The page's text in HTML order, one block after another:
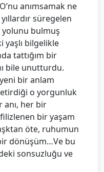
anımsamak ne
süregelen
yolunu bulmuş
yaşlı bilgelikle
tattığım bir
bile unutturdu.
bir anlam
o yorgunluk
her bir
bir yaşam
öte, ruhumun
dönüşüm…Ve bu
sonsuzluğu ve